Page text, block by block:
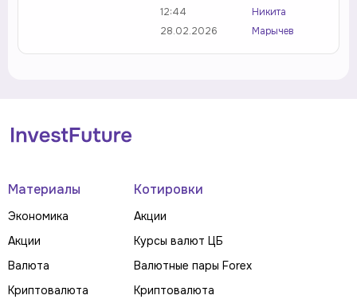
12:44
28.02.2026
Никита
Марычев
Материалы
Экономика
Акции
Валюта
Криптовалюта
Котировки
Акции
Курсы валют ЦБ
Валютные пары Forex
Криптовалюта